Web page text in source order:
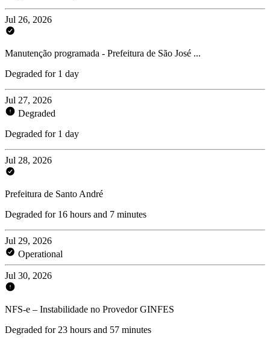
Jul 26, 2026
Manutenção programada - Prefeitura de São José ...
Degraded for 1 day
Jul 27, 2026
Degraded
Degraded for 1 day
Jul 28, 2026
Prefeitura de Santo André
Degraded for 16 hours and 7 minutes
Jul 29, 2026
Operational
Jul 30, 2026
NFS-e – Instabilidade no Provedor GINFES
Degraded for 23 hours and 57 minutes